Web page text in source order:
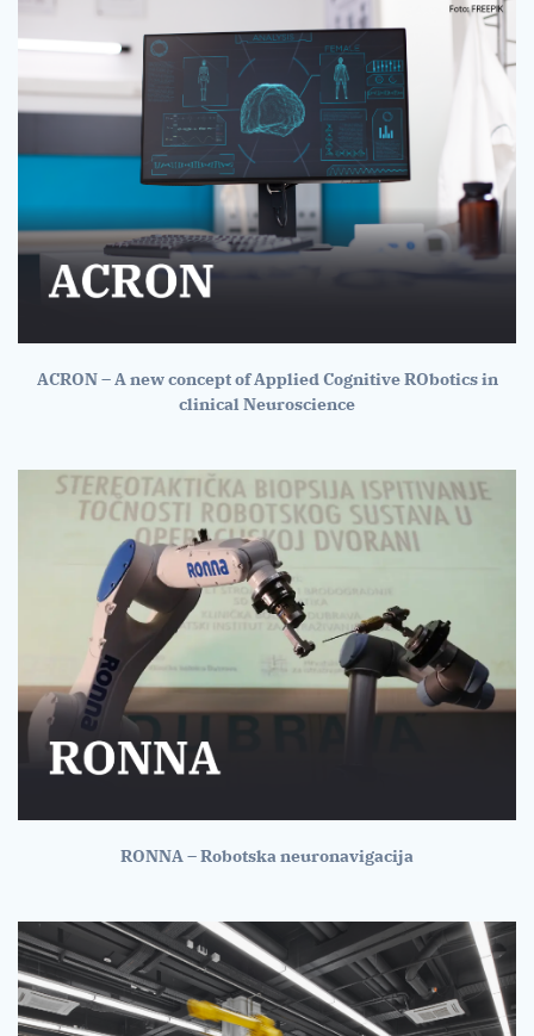
ACRON – A new concept of Applied Cognitive RObotics in
clinical Neuroscience
RONNA – Robotska neuronavigacija